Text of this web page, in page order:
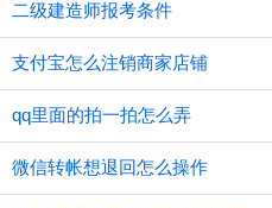
二级建造师报考条件
支付宝怎么注销商家店铺
qq里面的拍一拍怎么弄
微信转帐想退回怎么操作